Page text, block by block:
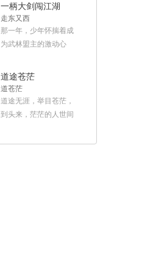
古神魔大战，神界封
闭，芸芸众生何以打开
神界之门？寻仙问道，
踏上神路巅峰，揭开孽
缘之谜……
一柄大剑闯江湖
走东又西
那一年，少年怀揣着成
为武林盟主的激动心
误打误撞成了长安公务
员。 行侠仗义变成吃喝
嫖赌；刀光剑影变成柴
米油盐。曾在龙门客栈
道途苍茫
道苍茫
道途无涯，举目苍茫，
到头来，茫茫的人世间